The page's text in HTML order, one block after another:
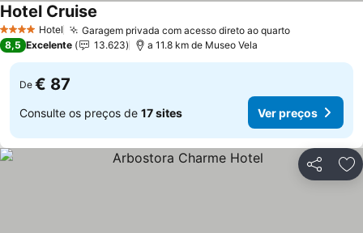
4 EstrelasHotel Garagem privada com acesso direto ao quartoVer preços
Hotel Cruise
8,5 Excelente 13.623 a 11.8 km de Museo Vela
De € 87
Consulte os preços de 17 sites Ver preços
Partilhar